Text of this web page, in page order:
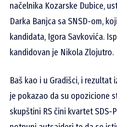
načelnika Kozarske Dubice,
Darka Banjca sa SNSD-om,
kandidata, Igora Savkovića.
kandidovan je Nikola Zlojutro.
Baš kao i u Gradišci, i rezultat
je pokazao da su opozicione
skupštini RS čini kvartet SDS-